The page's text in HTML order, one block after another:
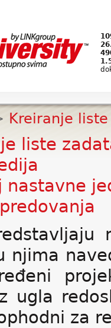
Kreiranje
liste
nastavne
njima
ugla
za